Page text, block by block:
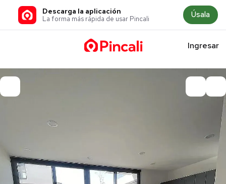
Descarga la aplicación
La forma más rápida de usar Pincali Úsala
Ingresar